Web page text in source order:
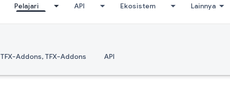
Pelajari API Ekosistem Lainnya
TFX-Addons, TFX-Addons API